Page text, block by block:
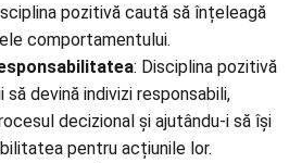
pozitivă caută să înțeleagă
comportamentului.
: Disciplina pozitivă
să devină indivizi responsabili,
decizional și ajutându-i să își
pentru acțiunile lor.